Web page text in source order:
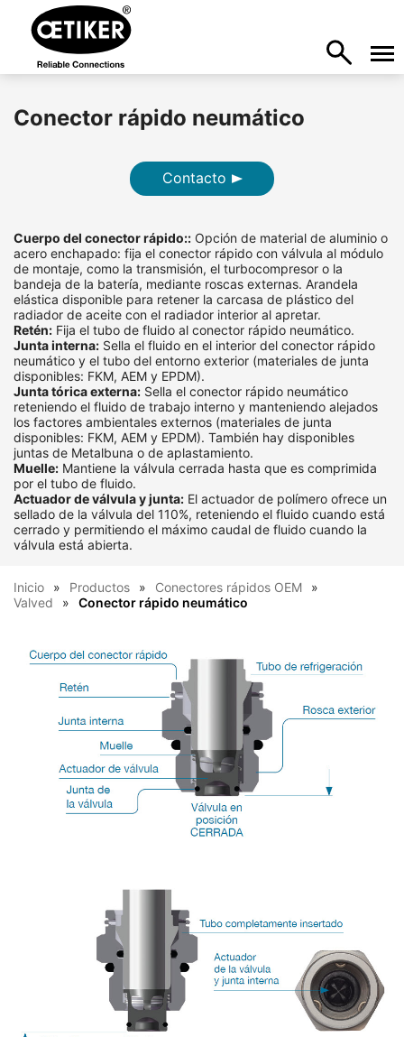
Conector rápido neumático
Contacto
Cuerpo del conector rápido:: Opción de material de aluminio o
acero enchapado: fija el conector rápido con válvula al módulo
de montaje, como la transmisión, el turbocompresor o la
bandeja de la batería, mediante roscas externas. Arandela
elástica disponible para retener la carcasa de plástico del
radiador de aceite con el radiador interior al apretar.
Retén: Fija el tubo de fluido al conector rápido neumático.
Junta interna: Sella el fluido en el interior del conector rápido
neumático y el tubo del entorno exterior (materiales de junta
disponibles: FKM, AEM y EPDM).
Junta tórica externa: Sella el conector rápido neumático
reteniendo el fluido de trabajo interno y manteniendo alejados
los factores ambientales externos (materiales de junta
disponibles: FKM, AEM y EPDM). También hay disponibles
juntas de Metalbuna o de aplastamiento.
Muelle: Mantiene la válvula cerrada hasta que es comprimida
por el tubo de fluido.
Actuador de válvula y junta: El actuador de polímero ofrece un
sellado de la válvula del 110%, reteniendo el fluido cuando está
cerrado y permitiendo el máximo caudal de fluido cuando la
válvula está abierta.
Inicio Productos
Conectores rápidos OEM
Valved
Conector rápido neumático